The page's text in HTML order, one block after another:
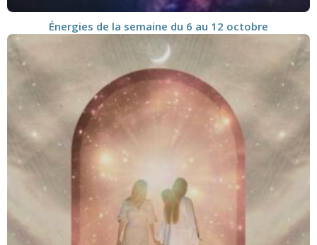
Énergies de la semaine du 6 au 12 octobre